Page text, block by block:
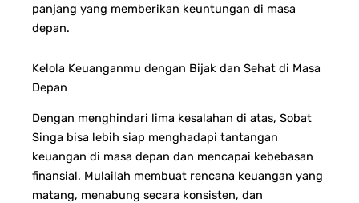
panjang yang memberikan keuntungan di masa
depan.
Kelola Keuanganmu dengan Bijak dan Sehat di Masa
Depan
Dengan menghindari lima kesalahan di atas, Sobat
Singa bisa lebih siap menghadapi tantangan
keuangan di masa depan dan mencapai kebebasan
finansial. Mulailah membuat rencana keuangan yang
matang, menabung secara konsisten, dan